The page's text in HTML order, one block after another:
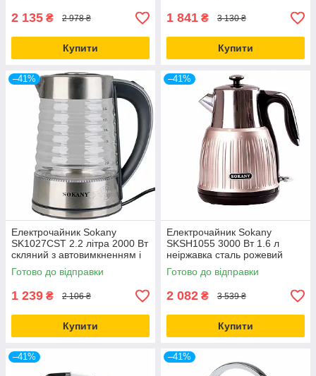
2 135 ₴ 2 978 ₴
Купити
1 841 ₴ 3 130 ₴
Купити
–41%
Електрочайник Sokany
SK1027CST 2.2 літра 2000 Вт
скляний з автовимкненням і
підсвіткою
Готово до відправки
1 239 ₴ 2 106 ₴
Купити
–41%
Електрочайник Sokany
SKSH1055 3000 Вт 1.6 л
неіржавка сталь рожевий
автоматичне вимкнення
Готово до відправки
2 082 ₴ 3 539 ₴
Купити
–41% –41%